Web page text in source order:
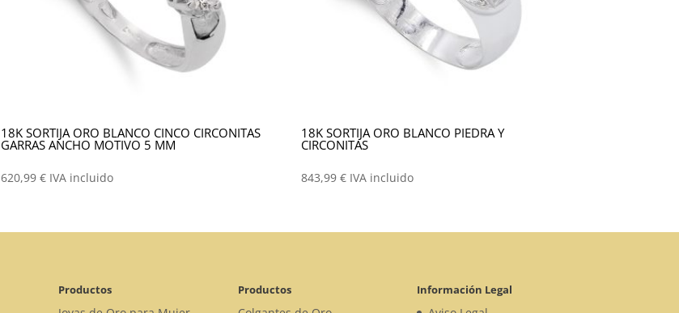
18K SORTIJA ORO BLANCO CINCO CIRCONITAS
GARRAS ANCHO MOTIVO 5 MM
620,99 € IVA incluido
18K SORTIJA ORO BLANCO PIEDRA Y
CIRCONITAS
843,99€ IVA incluido
Productos Productos Información Legal